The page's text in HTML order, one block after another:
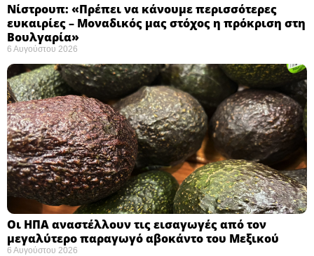
Νίστρουπ: «Πρέπει να κάνουμε περισσότερες
ευκαιρίες – Μοναδικός μας στόχος η πρόκριση στη
Βουλγαρία» ​
6 Αυγούστου 2026
Οι ΗΠΑ αναστέλλουν τις εισαγωγές από τον
μεγαλύτερο παραγωγό αβοκάντο του Μεξικού ​
6 Αυγούστου 2026